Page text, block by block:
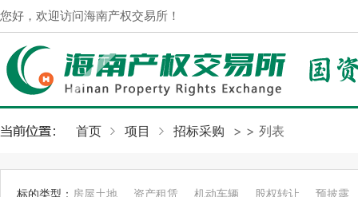
您好，欢迎访问海南产权交易所！
首页 项目 >
招标采购 > 列表
标的类型： 房屋土地 资产租赁 机动车辆 股权转让 预披露